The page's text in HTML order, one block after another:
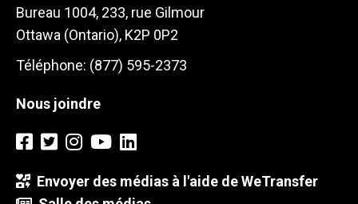
Bureau 1004, 233, rue Gilmour
Ottawa (Ontario), K2P 0P2
Téléphone: (877) 595-2373
Nous joindre
Envoyer des médias à l'aide de WeTransfer